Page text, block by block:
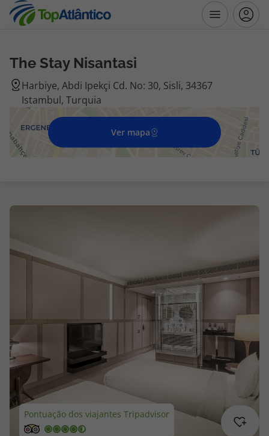
Destinos
Voos
Hotéis
Escapadinhas
Promoções
Especialistas
Cheque Viagem
Rede de Lojas
The Stay Nisantasi
Harbiye, Abdi Ipekçi Cd. No: 30, Sisli, 34367
Istambul, Turquia
Ver mapa
Pontuação dos viajantes Tripadvisor